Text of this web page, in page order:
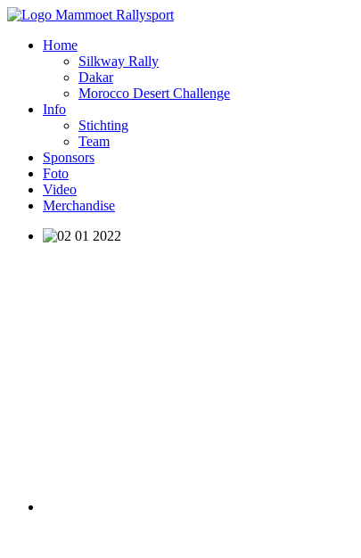
Home
Silkway Rally
Dakar
Morocco Desert Challenge
Info
Stichting
Team
Sponsors
Foto
Video
Merchandise